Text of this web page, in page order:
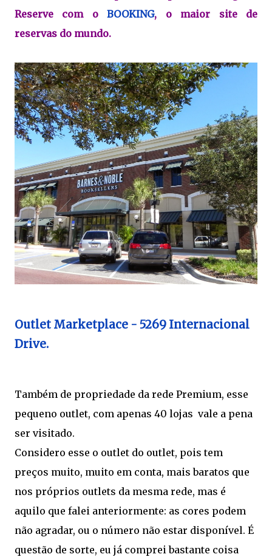
Reserve com oBOOKING, o maior site de
reservas do mundo.
Outlet Marketplace - 5269 Internacional
Drive.
Também de propriedade da rede Premium, esse
pequeno outlet, com apenas 40 lojas vale a pena
ser visitado.
Considero esse o outlet do outlet, pois tem
preços muito, muito em conta, mais baratos que
nos próprios outlets da mesma rede, mas é
aquilo que falei anteriormente: as cores podem
não agradar, ou o número não estar disponível. É
questão de sorte, eu já comprei bastante coisa